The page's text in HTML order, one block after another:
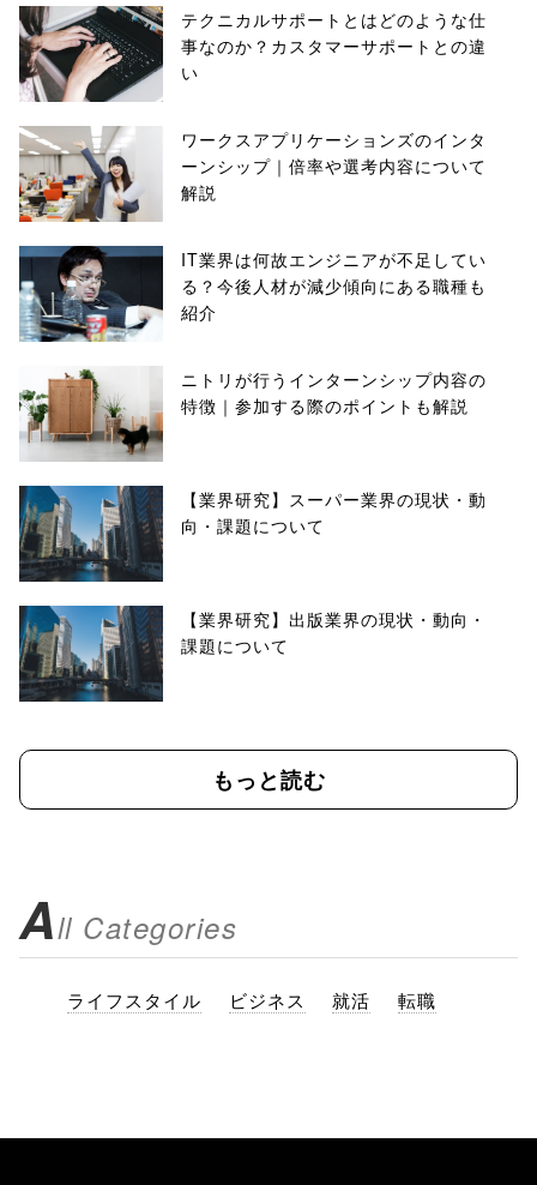
テクニカルサポートとはどのような仕
事なのか？カスタマーサポートとの違
い
ワークスアプリケーションズのインタ
ーンシップ｜倍率や選考内容について
解説
IT業界は何故エンジニアが不足してい
る？今後人材が減少傾向にある職種も
紹介
ニトリが行うインターンシップ内容の
特徴｜参加する際のポイントも解説
【業界研究】スーパー業界の現状・動
向・課題について
【業界研究】出版業界の現状・動向・
課題について
もっと読む
All Categories
ライフスタイル ビジネス 就活 転職